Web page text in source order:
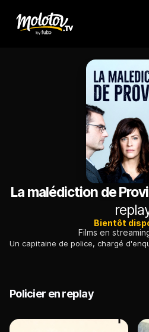
La malédiction de
Bientôt
Films en
Policier en replay